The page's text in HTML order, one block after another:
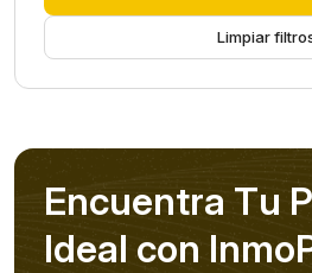
Limpiar
Encuentra Tu P
Ideal con Inmo